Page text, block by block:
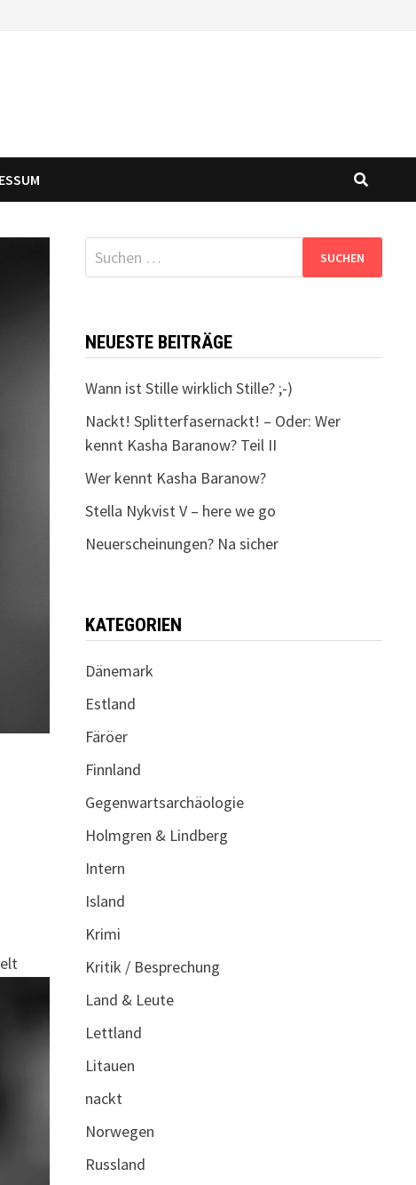
Suchen
nach:
NEUESTE BEITRÄGE
Wann ist Stille wirklich Stille? ;-)
Nackt! Splitterfasernackt! – Oder: Wer
kennt Kasha Baranow? Teil II
Wer kennt Kasha Baranow?
Stella Nykvist V – here we go
Neuerscheinungen? Na sicher
KATEGORIEN
Dänemark
Estland
Färöer
Finnland
Gegenwartsarchäologie
Holmgren & Lindberg
Intern
Island
Krimi
Kritik / Besprechung
Land & Leute
Lettland
Litauen
nackt
Norwegen
Russland